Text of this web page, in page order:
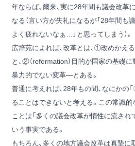
年ならば、爾来、実に28年間も議会改革
なる（言い方が失礼になるが「28年間も
よく疲れないなぁ…」と思ってしまう）。
広辞苑によれば、改革とは、①改めかえ
と、②（reformation）目的が国家の基礎
暴力的でない変革―とある。
普通に考えれば、28年もの間、なにかの
ることはできないと考える。この常識
ことは「多くの議会改革が惰性に流され
いう事実である。
もちろん、多くの地方議会改革は真摯に